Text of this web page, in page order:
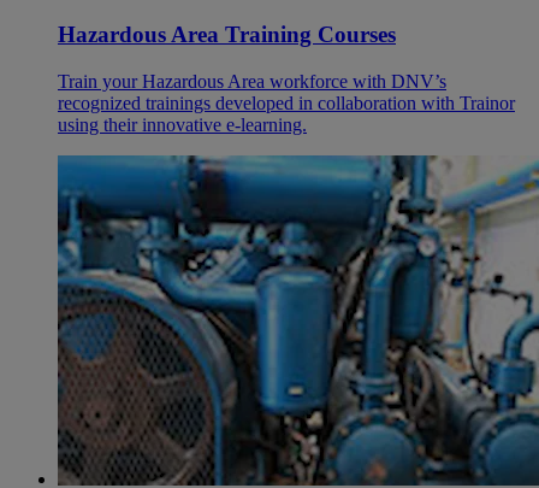
Hazardous Area Training Courses
Train your Hazardous Area workforce with DNV’s
recognized trainings developed in collaboration with Trainor
using their innovative e-learning.